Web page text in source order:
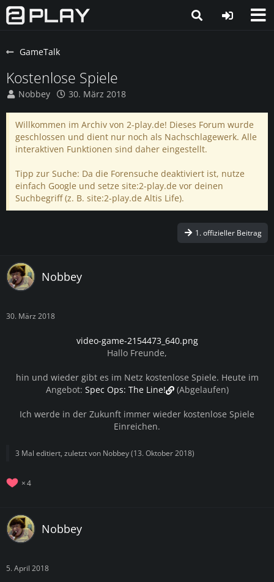
GameTalk
Kostenlose Spiele
Nobbey 30. März 2018
Willkommen im Archiv von 2-play.de! Dieses Forum wurde
geschlossen und dient nur noch als Nachschlagewerk. Alle
interaktiven Funktionen sind daher eingestellt.
Tipp zur Suche: Da die Forensuche deaktiviert ist, nutze
einfach Google und setze site:2-play.de vor deinen
Suchbegriff (z. B. site:2-play.de Altis Life).
1. offizieller Beitrag
Nobbey
30. März 2018
video-game-2154473_640.png
Hallo Freunde,
hin und wieder gibt es im Netz kostenlose Spiele. Heute im
Angebot: Spec Ops: The Line! (Abgelaufen)
Ich werde in der Zukunft immer wieder kostenlose Spiele
Einreichen.
3 Mal editiert, zuletzt von Nobbey(13. Oktober 2018)
4
Nobbey
5. April 2018